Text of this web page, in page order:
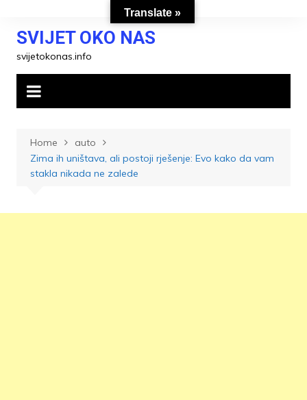
contentSVIJET OKO NAS
svijetokonas.info
Home
auto
Zima ih uništava, ali postoji rješenje: Evo kako da vam
stakla nikada ne zalede
Translate »